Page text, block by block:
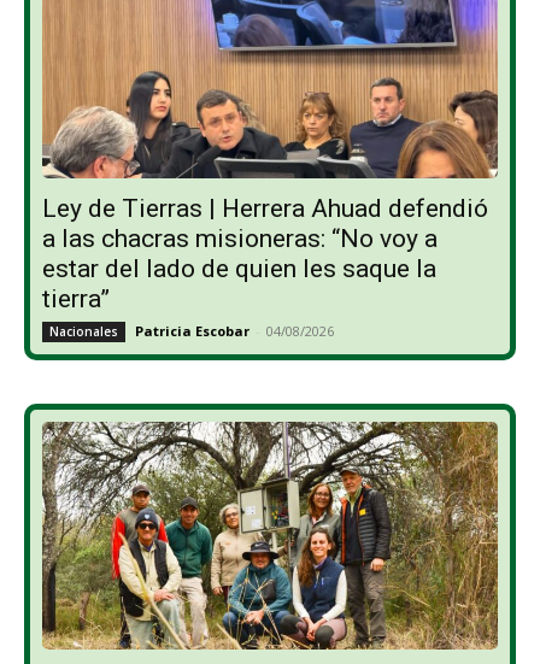
Ley de Tierras | Herrera Ahuad defendió
a las chacras misioneras: “No voy a
estar del lado de quien les saque la
tierra”
Nacionales Patricia Escobar - 04/08/2026